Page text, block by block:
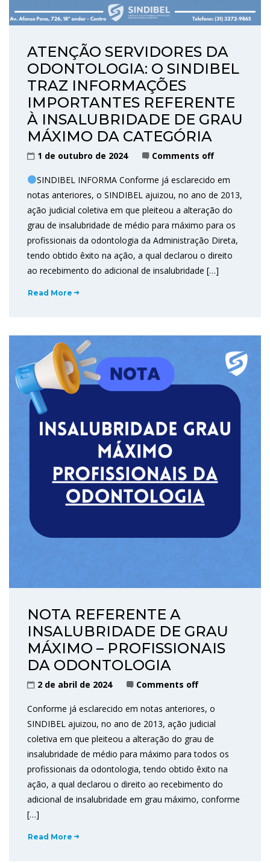
ATENÇÃO SERVIDORES DA
ODONTOLOGIA: O SINDIBEL
TRAZ INFORMAÇÕES
IMPORTANTES REFERENTE
À INSALUBRIDADE DE GRAU
MÁXIMO DA CATEGÓRIA
1 de outubro de 2024 Comments off
SINDIBEL INFORMA Conforme já esclarecido em
notas anteriores, o SINDIBEL ajuizou, no ano de 2013,
ação judicial coletiva em que pleiteou a alteração do
grau de insalubridade de médio para máximo para os
profissionais da odontologia da Administração Direta,
tendo obtido êxito na ação, a qual declarou o direito
ao recebimento do adicional de insalubridade […]
Read More
NOTA REFERENTE A
INSALUBRIDADE DE GRAU
MÁXIMO – PROFISSIONAIS
DA ODONTOLOGIA
2 de abril de 2024 Comments off
Conforme já esclarecido em notas anteriores, o
SINDIBEL ajuizou, no ano de 2013, ação judicial
coletiva em que pleiteou a alteração do grau de
insalubridade de médio para máximo para todos os
profissionais da odontologia, tendo obtido êxito na
ação, a qual declarou o direito ao recebimento do
adicional de insalubridade em grau máximo, conforme
[…]
Read More